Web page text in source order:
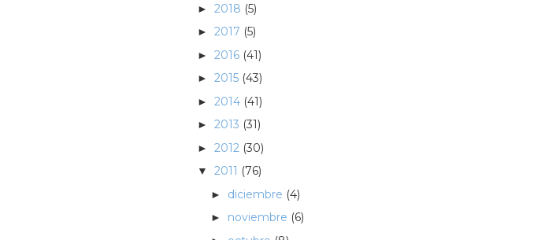
► 2018 (5)
► 2017 (5)
► 2016 (41)
► 2015 (43)
► 2014 (41)
► 2013 (31)
► 2012 (30)
▼ 2011 (76)
► diciembre (4)
► noviembre (6)